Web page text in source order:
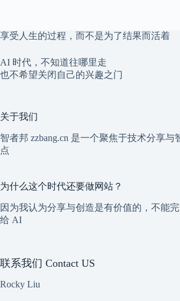
享受人生的过程，而不是为了结果而活着
AI 时代，不知道往哪里走
也不希望关闭自己的兴趣之门
关于我们
智者邦 zzbang.cn 是一个聚焦于技术分享与
点
为什么这个时代还要做网站？
因为我认为分享与创造是有价值的，不能
给 AI
联系我们 Contact US
Rocky Liu